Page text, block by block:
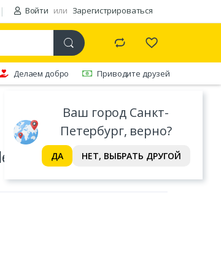
Войти или Зарегистрироваться
Ваш город Санкт-
Петербург, верно?
ДА НЕТ, ВЫБРАТЬ ДРУГОЙ
Делаем добро Приводите друзей
Пармезан кусок